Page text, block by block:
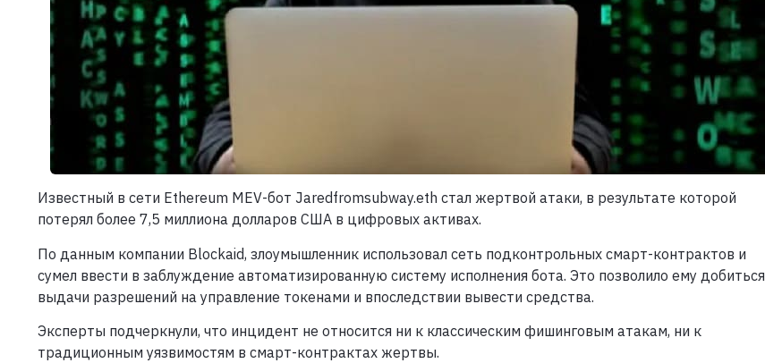
Известный в сети Ethereum MEV-бот Jaredfromsubway.eth стал жертвой атаки, в результате которой
потерял более 7,5 миллиона долларов США в цифровых активах.
По данным компании Blockaid, злоумышленник использовал сеть подконтрольных смарт-контрактов и
сумел ввести в заблуждение автоматизированную систему исполнения бота. Это позволило ему добиться
выдачи разрешений на управление токенами и впоследствии вывести средства.
Эксперты подчеркнули, что инцидент не относится ни к классическим фишинговым атакам, ни к
традиционным уязвимостям в смарт-контрактах жертвы.